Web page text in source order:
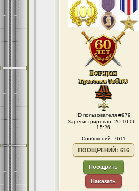
ID пользователя #979
Зарегистрирован: 20.10.06 :
15:26
Сообщений: 7611
ПООЩРЕНИЙ: 616
Поощрить
Наказать